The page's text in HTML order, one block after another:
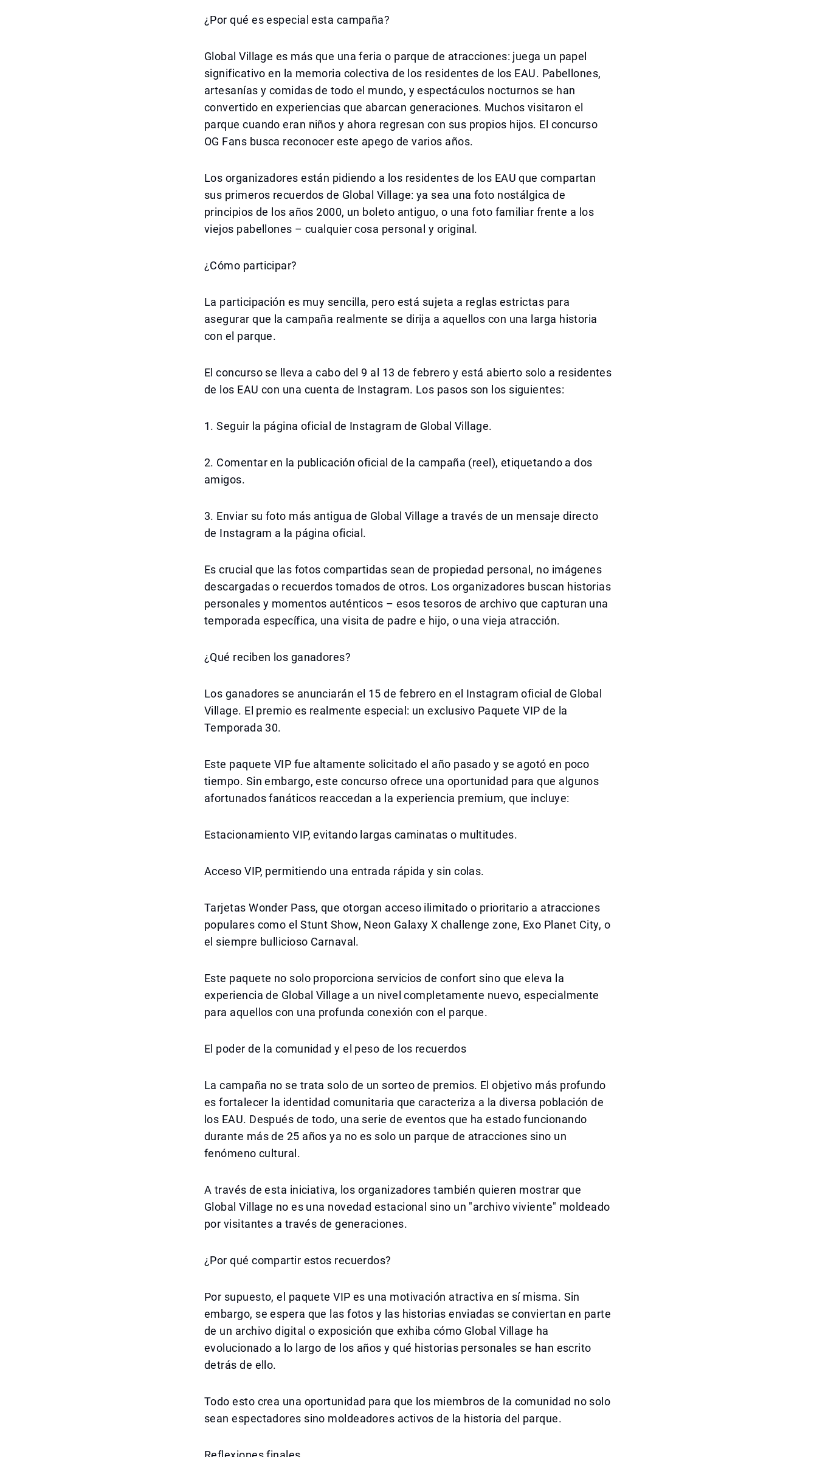
¿Por qué es especial esta campaña?
Global Village es más que una feria o parque de atracciones: juega un papel
significativo en la memoria colectiva de los residentes de los EAU. Pabellones,
artesanías y comidas de todo el mundo, y espectáculos nocturnos se han
convertido en experiencias que abarcan generaciones. Muchos visitaron el
parque cuando eran niños y ahora regresan con sus propios hijos. El concurso
OG Fans busca reconocer este apego de varios años.
Los organizadores están pidiendo a los residentes de los EAU que compartan
sus primeros recuerdos de Global Village: ya sea una foto nostálgica de
principios de los años 2000, un boleto antiguo, o una foto familiar frente a los
viejos pabellones – cualquier cosa personal y original.
¿Cómo participar?
La participación es muy sencilla, pero está sujeta a reglas estrictas para
asegurar que la campaña realmente se dirija a aquellos con una larga historia
con el parque.
El concurso se lleva a cabo del 9 al 13 de febrero y está abierto solo a residentes
de los EAU con una cuenta de Instagram. Los pasos son los siguientes:
1. Seguir la página oficial de Instagram de Global Village.
2. Comentar en la publicación oficial de la campaña (reel), etiquetando a dos
amigos.
3. Enviar su foto más antigua de Global Village a través de un mensaje directo
de Instagram a la página oficial.
Es crucial que las fotos compartidas sean de propiedad personal, no imágenes
descargadas o recuerdos tomados de otros. Los organizadores buscan historias
personales y momentos auténticos – esos tesoros de archivo que capturan una
temporada específica, una visita de padre e hijo, o una vieja atracción.
¿Qué reciben los ganadores?
Los ganadores se anunciarán el 15 de febrero en el Instagram oficial de Global
Village. El premio es realmente especial: un exclusivo Paquete VIP de la
Temporada 30.
Este paquete VIP fue altamente solicitado el año pasado y se agotó en poco
tiempo. Sin embargo, este concurso ofrece una oportunidad para que algunos
afortunados fanáticos reaccedan a la experiencia premium, que incluye:
Estacionamiento VIP, evitando largas caminatas o multitudes.
Acceso VIP, permitiendo una entrada rápida y sin colas.
Tarjetas Wonder Pass, que otorgan acceso ilimitado o prioritario a atracciones
populares como el Stunt Show, Neon Galaxy X challenge zone, Exo Planet City, o
el siempre bullicioso Carnaval.
Este paquete no solo proporciona servicios de confort sino que eleva la
experiencia de Global Village a un nivel completamente nuevo, especialmente
para aquellos con una profunda conexión con el parque.
El poder de la comunidad y el peso de los recuerdos
La campaña no se trata solo de un sorteo de premios. El objetivo más profundo
es fortalecer la identidad comunitaria que caracteriza a la diversa población de
los EAU. Después de todo, una serie de eventos que ha estado funcionando
durante más de 25 años ya no es solo un parque de atracciones sino un
fenómeno cultural.
A través de esta iniciativa, los organizadores también quieren mostrar que
Global Village no es una novedad estacional sino un "archivo viviente" moldeado
por visitantes a través de generaciones.
¿Por qué compartir estos recuerdos?
Por supuesto, el paquete VIP es una motivación atractiva en sí misma. Sin
embargo, se espera que las fotos y las historias enviadas se conviertan en parte
de un archivo digital o exposición que exhiba cómo Global Village ha
evolucionado a lo largo de los años y qué historias personales se han escrito
detrás de ello.
Todo esto crea una oportunidad para que los miembros de la comunidad no solo
sean espectadores sino moldeadores activos de la historia del parque.